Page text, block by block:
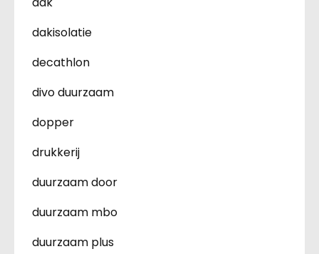
dakisolatie
decathlon
divo duurzaam
dopper
drukkerij
duurzaam door
duurzaam mbo
duurzaam plus